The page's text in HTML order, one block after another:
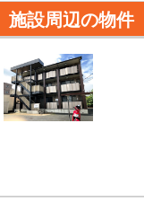
施設周辺の物件